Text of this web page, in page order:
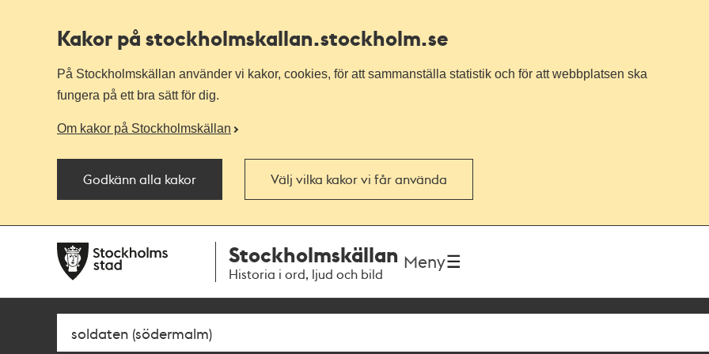
Kakor på stockholmskallan.stockholm.se
På Stockholmskällan använder vi kakor, cookies, för att sammanställa statistik och för att webbplatsen ska
fungera på ett bra sätt för dig.
Om kakor på Stockholmskällan
Godkänn alla kakor Välj vilka kakor vi får använda
navigationen
huvudinnehållet
Stockholmskällan
Historia i ord, ljud och bild
Meny
Sök